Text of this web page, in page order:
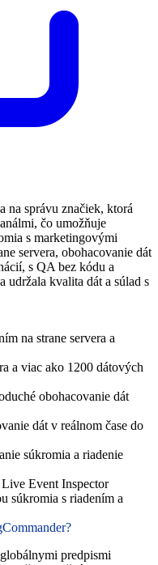
na správu značiek, ktorá
čo umožňuje
s marketingovými
servera, obohacovanie dát
s QA bez kódu a
udržala kvalita dát a súlad s
na strane servera a
a viac ako 1200 dátových
obohacovanie dát
dát v reálnom čase do
súkromia a riadenie
Event Inspector
súkromia s riadením a
predpismi